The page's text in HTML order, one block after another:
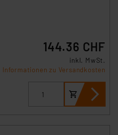
144.36 CHF
inkl. MwSt.
Informationen zu Versandkosten